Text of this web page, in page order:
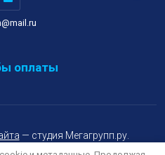
оплаты
— студия Мегагрупп.ру.